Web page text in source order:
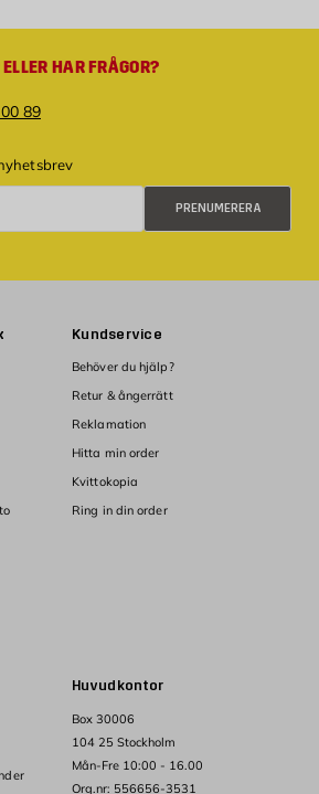
HAR FRÅGOR?
89
PRENUMERERA
Huvudkontor
Box 30006
104 25 Stockholm
Mån-Fre 10:00 - 16.00
Org.nr: 556656-3531
Kundservice
Behöver du hjälp?
Retur & ångerrätt
Reklamation
Hitta min order
Kvittokopia
Ring in din order